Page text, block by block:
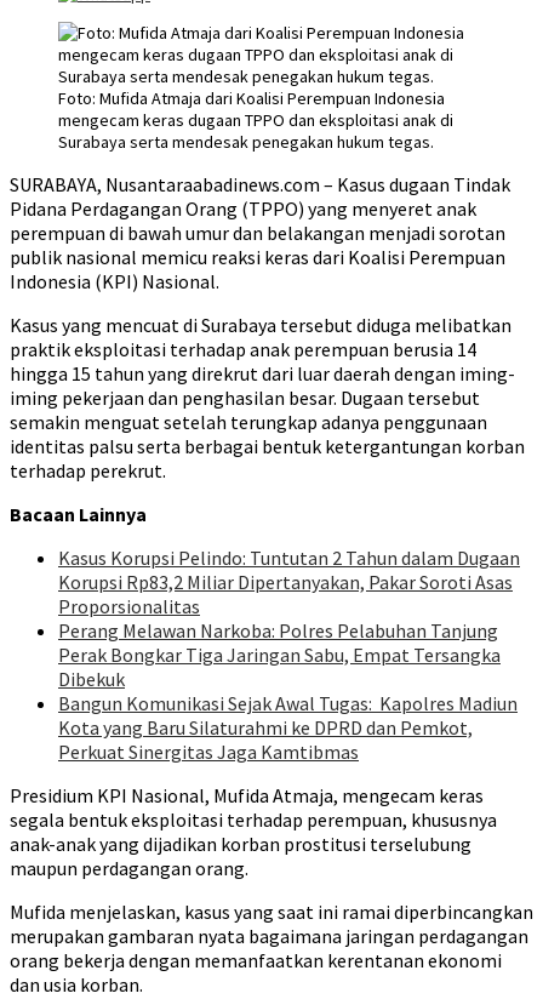
Foto: Mufida Atmaja dari Koalisi Perempuan Indonesia
mengecam keras dugaan TPPO dan eksploitasi anak di
Surabaya serta mendesak penegakan hukum tegas.
SURABAYA, Nusantaraabadinews.com – Kasus dugaan Tindak
Pidana Perdagangan Orang (TPPO) yang menyeret anak
perempuan di bawah umur dan belakangan menjadi sorotan
publik nasional memicu reaksi keras dari Koalisi Perempuan
Indonesia (KPI) Nasional.
Kasus yang mencuat di Surabaya tersebut diduga melibatkan
praktik eksploitasi terhadap anak perempuan berusia 14
hingga 15 tahun yang direkrut dari luar daerah dengan iming-
iming pekerjaan dan penghasilan besar. Dugaan tersebut
semakin menguat setelah terungkap adanya penggunaan
identitas palsu serta berbagai bentuk ketergantungan korban
terhadap perekrut.
Bacaan Lainnya
Kasus Korupsi Pelindo: Tuntutan 2 Tahun dalam Dugaan
Korupsi Rp83,2 Miliar Dipertanyakan, Pakar Soroti Asas
Proporsionalitas
Perang Melawan Narkoba: Polres Pelabuhan Tanjung
Perak Bongkar Tiga Jaringan Sabu, Empat Tersangka
Dibekuk
Bangun Komunikasi Sejak Awal Tugas: Kapolres Madiun
Kota yang Baru Silaturahmi ke DPRD dan Pemkot,
Perkuat Sinergitas Jaga Kamtibmas
Presidium KPI Nasional, Mufida Atmaja, mengecam keras
segala bentuk eksploitasi terhadap perempuan, khususnya
anak-anak yang dijadikan korban prostitusi terselubung
maupun perdagangan orang.
Mufida menjelaskan, kasus yang saat ini ramai diperbincangkan
merupakan gambaran nyata bagaimana jaringan perdagangan
orang bekerja dengan memanfaatkan kerentanan ekonomi
dan usia korban.